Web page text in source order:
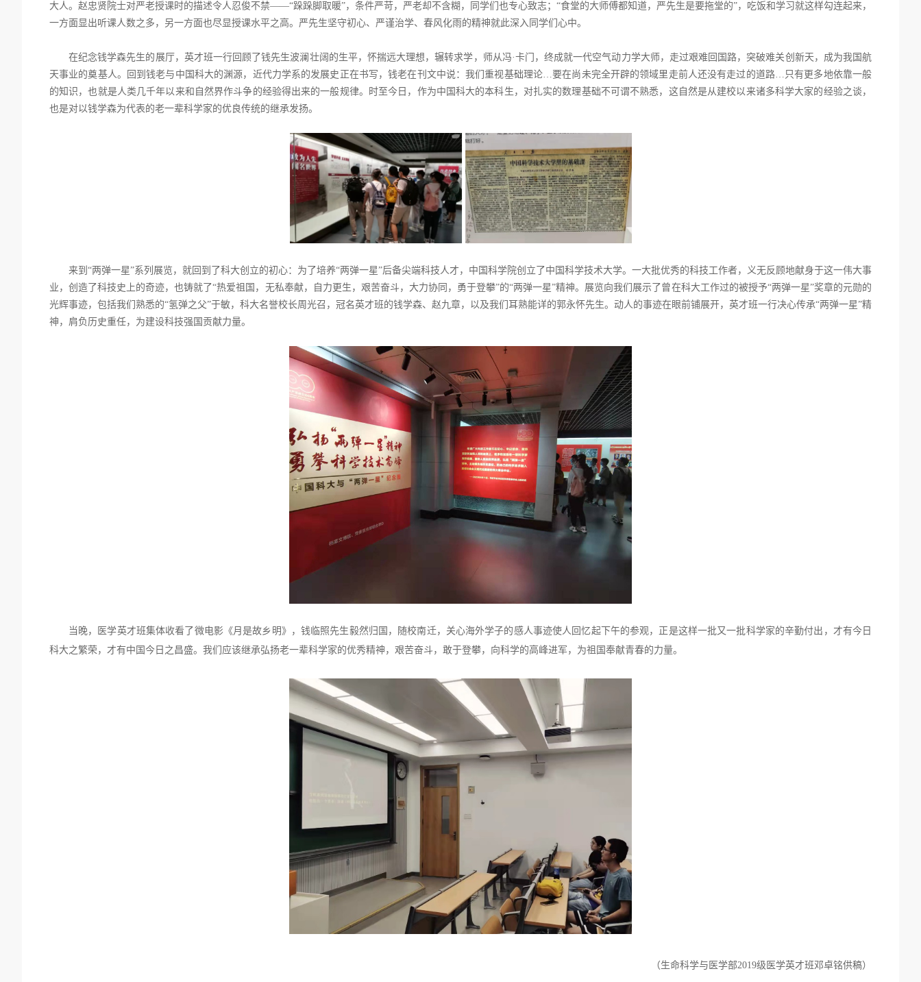
大人。赵忠贤院士对严老授课时的描述令人忍俊不禁——“跺跺脚取暖”，条件严苛，严老却不含糊，同学们也专心致志；“食堂的大师傅都知道，严先生是要拖堂的”，吃饭和学习就这样勾连起来，
一方面显出听课人数之多，另一方面也尽显授课水平之高。严先生坚守初心、严谨治学、春风化雨的精神就此深入同学们心中。
在纪念钱学森先生的展厅，英才班一行回顾了钱先生波澜壮阔的生平，怀揣远大理想，辗转求学，师从冯·卡门，终成就一代空气动力学大师，走过艰难回国路，突破难关创新天，成为我国航
天事业的奠基人。回到钱老与中国科大的渊源，近代力学系的发展史正在书写，钱老在刊文中说：我们重视基础理论…要在尚未完全开辟的领域里走前人还没有走过的道路…只有更多地依靠一般
的知识，也就是人类几千年以来和自然界作斗争的经验得出来的一般规律。时至今日，作为中国科大的本科生，对扎实的数理基础不可谓不熟悉，这自然是从建校以来诸多科学大家的经验之谈，
也是对以钱学森为代表的老一辈科学家的优良传统的继承发扬。
来到 “两弹一星”系列展览，就回到了科大创立的初心：为了培养“两弹一星”后备尖端科技人才，中国科学院创立了中国科学技术大学。一大批优秀的科技工作者，义无反顾地献身于这一伟大事
业，创造了科技史上的奇迹，也铸就了“热爱祖国，无私奉献，自力更生，艰苦奋斗，大力协同，勇于登攀”的“两弹一星”精神。展览向我们展示了曾在科大工作过的被授予“两弹一星”奖章的元勋的
光辉事迹，包括我们熟悉的“氢弹之父”于敏，科大名誉校长周光召，冠名英才班的钱学森、赵九章，以及我们耳熟能详的郭永怀先生。动人的事迹在眼前铺展开，英才班一行决心传承“两弹一星”精
神，肩负历史重任，为建设科技强国贡献力量。
当晚，医学英才班集体收看了微电影《月是故乡明》，钱临照先生毅然归国，随校南迁，关心海外学子的感人事迹使人回忆起下午的参观，正是这样一批又一批科学家的辛勤付出，才有今日
科大之繁荣，才有中国今日之昌盛。我们应该继承弘扬老一辈科学家的优秀精神，艰苦奋斗，敢于登攀，向科学的高峰进军，为祖国奉献青春的力量。
（生命科学与医学部2019级医学英才班邓卓铭供稿）